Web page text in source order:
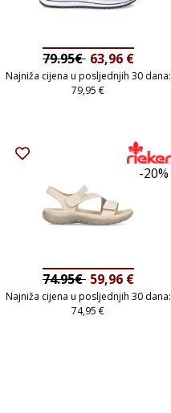
79.95€ 63,96 €
Najniža cijena u posljednjih 30 dana:
79,95€
-20%
74.95€ 59,96 €
Najniža cijena u posljednjih 30 dana:
74,95€